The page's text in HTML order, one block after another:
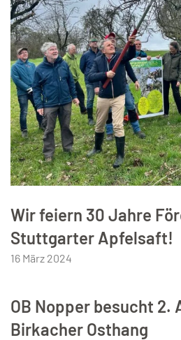
Wir feiern 30 Jahre
Stuttgarter Apfelsaft!
16 März 2024
OB Nopper besucht
Birkacher Osthang